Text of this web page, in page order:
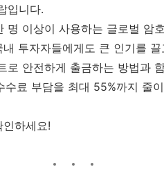
입니다.
이상이 사용하는 글로벌 암
투자자들에게도 큰 인기를 끌
로 안전하게 출금하는 방법과
료 부담을 최대 55%까지 줄
하세요!